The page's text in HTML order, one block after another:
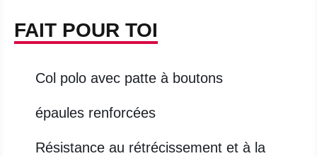
FAIT POUR TOI
Col polo avec patte à boutons
épaules renforcées
Résistance au rétrécissement et à la